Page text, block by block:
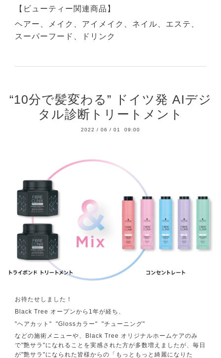
【ビューティー関連商品】
ヘアー、メイク、アイメイク、ネイル、エステ、
スーパーフード、ドリンク
“10分で髪変わる” ドイツ発 AIデジ
タル診断トリートメント
2022 / 06 / 01 09:00
お待たせしました！
Black Tree オープンから1年が経ち、
"ヘアカット" "Glossカラー" "チューニング"
などの施術メニューや、Black Tree オリジナルホームケアのみ
で"艶サラ"になれることを実感された方が多数増えましたが、毎日
が"艶サラ"になられた皆様からの「もっともっと綺麗になりた